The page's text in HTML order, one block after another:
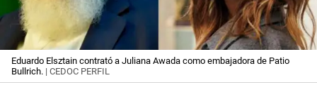
Eduardo Elsztain contrató a Juliana Awada como embajadora de Patio
Bullrich. | CEDOC PERFIL